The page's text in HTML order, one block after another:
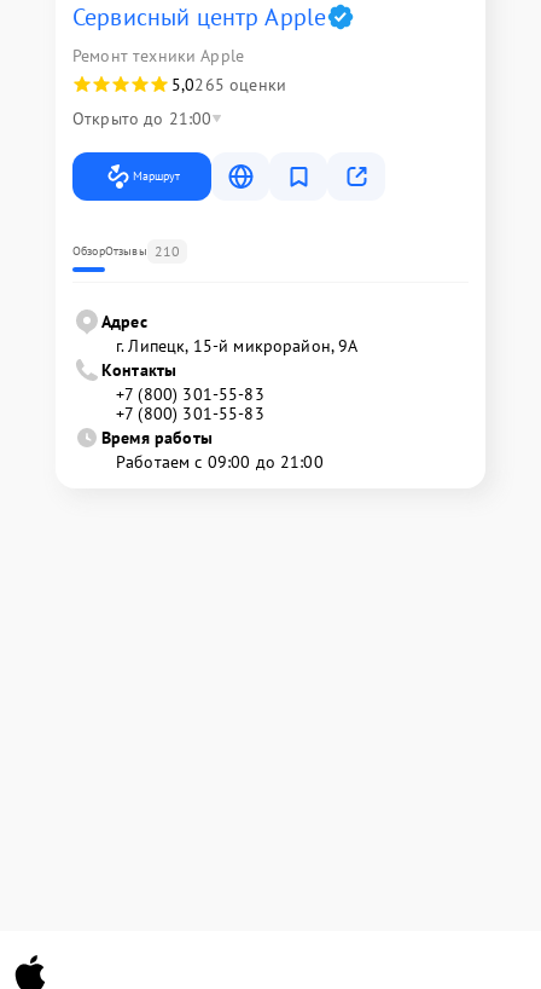
Сервисный центр Apple
Ремонт техники Apple
5,0265 оценки
Открыто до 21:00
Маршрут
ОбзорОтзывы 210
Адрес
г. Липецк, 15-й микрорайон, 9А
Контакты
+7 (800) 301-55-83
+7 (800) 301-55-83
Время работы
Работаем с 09:00 до 21:00